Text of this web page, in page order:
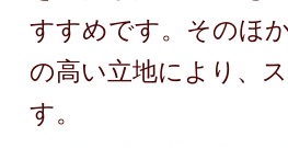
すすめです。そのほ
の高い立地により、
す。